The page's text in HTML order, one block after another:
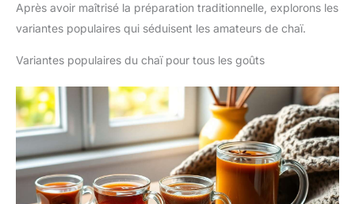
Après avoir maîtrisé la préparation traditionnelle, explorons les
variantes populaires qui séduisent les amateurs de chaï.
Variantes populaires du chaï pour tous les goûts